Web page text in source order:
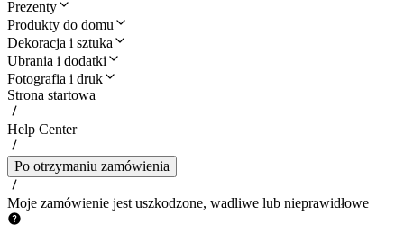
Prezenty
Produkty do domu
Dekoracja i sztuka
Ubrania i dodatki
Fotografia i druk
Strona startowa
Help Center
Po otrzymaniu zamówienia
Moje zamówienie jest uszkodzone, wadliwe lub nieprawidłowe